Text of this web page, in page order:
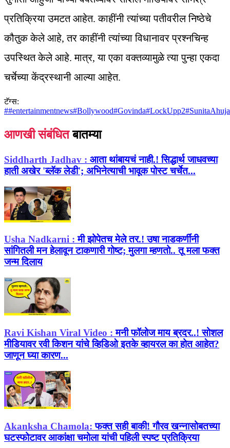
प्रतिक्रिया उमटत आहेत. काहींनी त्यांच्या पतीवरील निष्ठेचे
कौतुक केले आहे, तर काहींनी त्यांच्या विधानावर प्रश्नचिन्ह
उपस्थित केले आहे. मात्र, या एका वक्तव्यामुळे त्या पुन्हा एकदा
चर्चेच्या केंद्रस्थानी आल्या आहेत.
टॅग्स:
##entertainmentnews#Bollywood#Govinda#LockUpp2#SunitaAhuja
आणखी संबंधित बातम्या
Siddharth Jadhav : आता थांबायचं नाही.! सिद्धार्थ जाधवच्या
हाती अखेर 'ब्लॅक लेडी'; अभिनेत्याची भावूक पोस्ट चर्चेत...
Usha Nadkarni : मी झोपेतच मेले तर.! उषा नाडकर्णींनी
सांगितली मन हेलावून टाकणारी गोष्ट; मुलगा म्हणतो.. तू मला फक्त
जन्म दिलाय
Ravi Kishan Viral Video : मनी फॉलोज माय ब्रदर..! सोशल
मीडियावर रवी किशन यांचे व्हिडिओ इतके व्हायरल का होत आहेत?
जाणून घ्या कारण...
Akanksha Chamola: फक्त सही बाकी! गौरव खन्नासोबतच्या
घटस्फोटावर आकांक्षा चमोला यांची पहिली स्पष्ट प्रतिक्रिया